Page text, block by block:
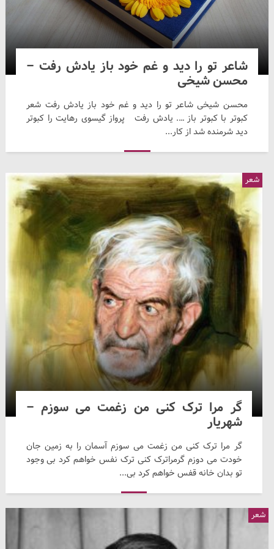
بی‌آنکه به پنجره‌ای از روشنایی برسد. هر صبح، تنها تکرارِ شب
باشد، و هر نفس، وامی از اندوه. اما شاید: همین امیدِ خاموش،
آخرین چراغی‌ست که نمی‌گذارد انسان، پیش از مرگ، از زندگی
دست آهنگستان بکشد.
حرف های جنگ
هنوز حرف‌های جنگ را تفنگ ترجمه می‌کند و خنده‌های کبوتران را
صلح اما تو درمیانِ این همه صدای شکسته آرامشی هستی که
جهان هنوز نتوانسته ویرانش کند دست‌هایت را دوست دارم که
هیچ‌گاه برای گرفتن ماشه ساخته نشدند وقتی دوست داشتن
آخرین سنگر انسان است آنجا که جنگ نامش را کد تریال
لایسنس همیار نود ۳۲ فراموش می کند #حامی_شریبی
شاعر تو را دید و غم خود باز یادش رفت –
محسن شیخی
محسن شیخی شاعر تو را دید و غم خود باز یادش رفت شعر
کبوتر با کبوتر باز …. یادش رفت پرواز گیسوی رهایت را کبوتر
دید شرمنده شد از کار...
گر مرا ترک کنی من زغمت می سوزم –
شهریار
گر مرا ترک کنی من زغمت می سوزم آسمان را به زمین جان
خودت می دوزم گرمراترک کنی ترک نفس خواهم کرد بی وجود
تو بدان خانه قفس خواهم کرد بی...
شعر
شعر